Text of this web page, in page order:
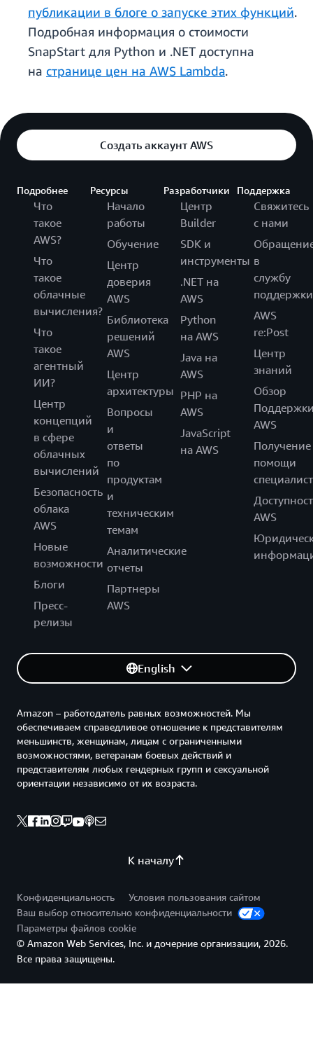
публикации в блоге о запуске этих функций.
Подробная информация о стоимости
SnapStart для Python и .NET доступна
на странице цен на AWS Lambda.
Создать аккаунт AWS
Подробнее
Что
такое
AWS?
Что
такое
облачные
вычисления?
Что
такое
агентный
ИИ?
Центр
концепций
в сфере
облачных
вычислений
Безопасность
облака
AWS
Новые
возможности
Блоги
Пресс-
релизы
Ресурсы
Начало
работы
Обучение
Центр
доверия
AWS
Библиотека
решений
AWS
Центр
архитектуры
Вопросы
и
ответы
по
продуктам
и
техническим
темам
Аналитические
отчеты
Партнеры
AWS
Разработчики
Центр
Builder
SDK и
инструменты
.NET на
AWS
Python
на AWS
Java на
AWS
PHP на
AWS
JavaScript
на AWS
Поддержка
Свяжитесь
с нами
в
службу
поддержки
AWS
re:Post
Центр
знаний
Обзор
AWS
Получение
помощи
AWS
English
К началу
Amazon – работодатель равных возможностей. Мы
обеспечиваем справедливое отношение к представителям
меньшинств, женщинам, лицам с ограниченными
возможностями, ветеранам боевых действий и
представителям любых гендерных групп и сексуальной
ориентации независимо от их возраста.
Конфиденциальность
Условия пользования сайтом
Ваш выбор относительно конфиденциальности
Параметры файлов cookie
© Amazon Web Services, Inc. и дочерние организации, 2026.
Все права защищены.